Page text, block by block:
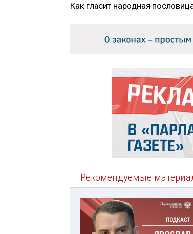
Как гласит народная
Рекомендуемые